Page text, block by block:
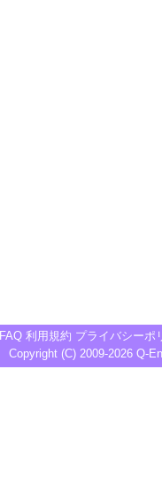
FAQ 利用規約 プライバシーポ
Copyright (C) 2009-2026 Q-